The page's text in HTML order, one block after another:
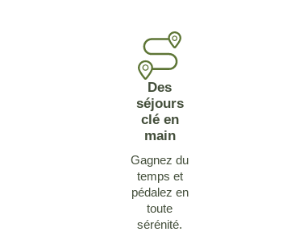
Des
séjours
clé en
main
Gagnez du
temps et
pédalez en
toute
sérénité.